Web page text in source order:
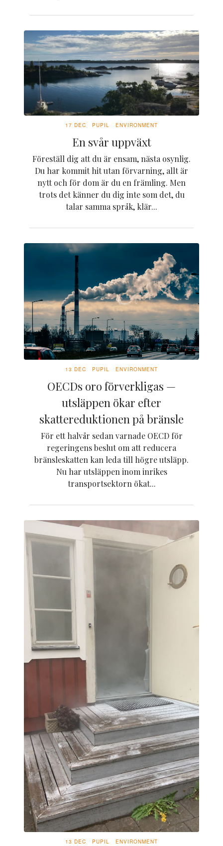
17 DEC PUPIL ENVIRONMENT
En svår uppväxt
Föreställ dig att du är ensam, nästa osynlig.
Du har kommit hit utan förvarning, allt är
nytt och för dom är du en främling. Men
trots det känner du dig inte som det, du
talar samma språk, klär...
13 DEC PUPIL ENVIRONMENT
OECDs oro förverkligas —
utsläppen ökar efter
skattereduktionen på bränsle
För ett halvår sedan varnade OECD för
regeringens beslut om att reducera
bränsleskatten kan leda till högre utsläpp.
Nu har utsläppen inom inrikes
transportsektorn ökat...
13 DEC PUPIL ENVIRONMENT